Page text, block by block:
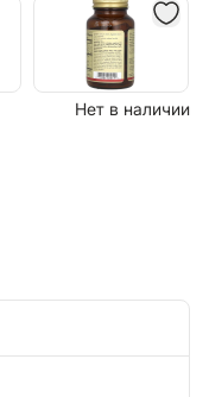
Нет в наличии